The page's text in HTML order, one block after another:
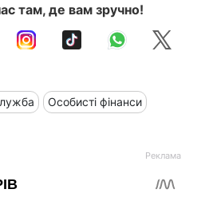
там, де вам зручно!
Особисті фінанси